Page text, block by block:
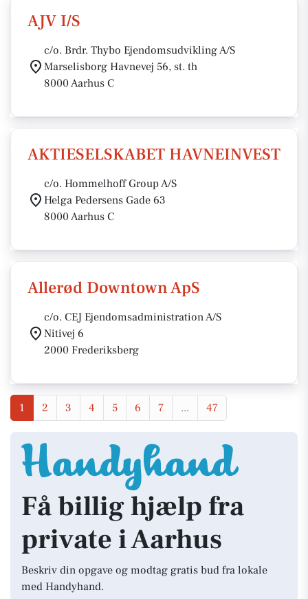
AJV I/S
c/o. Brdr. Thybo Ejendomsudvikling A/S
Marselisborg Havnevej 56, st. th
8000 Aarhus C
AKTIESELSKABET HAVNEINVEST
c/o. Hommelhoff Group A/S
Helga Pedersens Gade 63
8000 Aarhus C
Allerød Downtown ApS
c/o. CEJ Ejendomsadministration A/S
Nitivej 6
2000 Frederiksberg
1 2 3 4 5 6 7 ... 47
Få billig hjælp fra
private i Aarhus
Beskriv din opgave og modtag gratis bud fra lokale
med Handyhand.